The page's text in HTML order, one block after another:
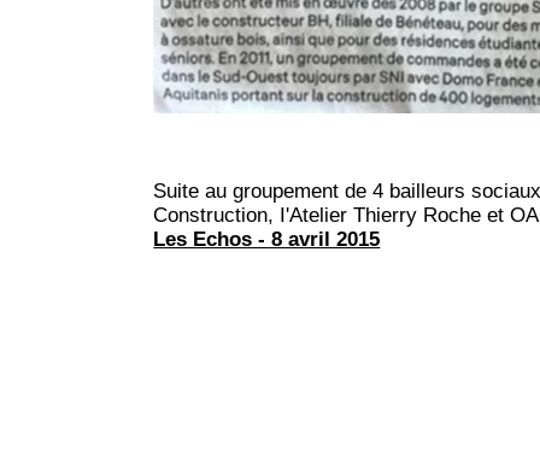
Suite au groupement de 4 bailleurs
Construction, I'Atelier Thierry Roche et
Les Echos - 8 avril 2015